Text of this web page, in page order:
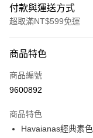
付款與運送方式
超取滿NT$599免運
信用卡一次付款
超商取貨付款
運送方式
商品特色
商品編號
9600892
商品特色
Havaianas經典素色